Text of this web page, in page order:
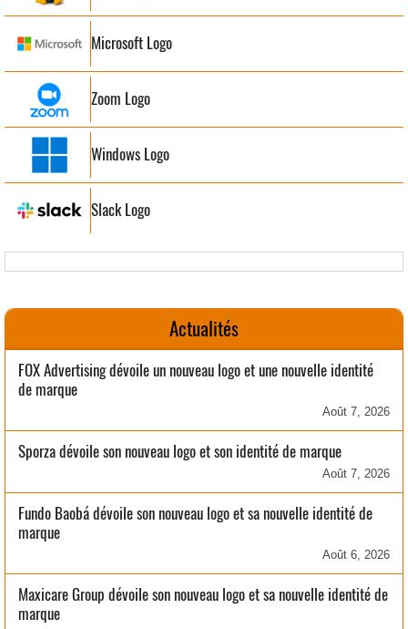
Microsoft Logo
Zoom Logo
Windows Logo
Slack Logo
Actualités
FOX Advertising dévoile un nouveau logo et une nouvelle identité
de marque
Août 7, 2026
Sporza dévoile son nouveau logo et son identité de marque
Août 7, 2026
Fundo Baobá dévoile son nouveau logo et sa nouvelle identité de
marque
Août 6, 2026
Maxicare Group dévoile son nouveau logo et sa nouvelle identité de
marque